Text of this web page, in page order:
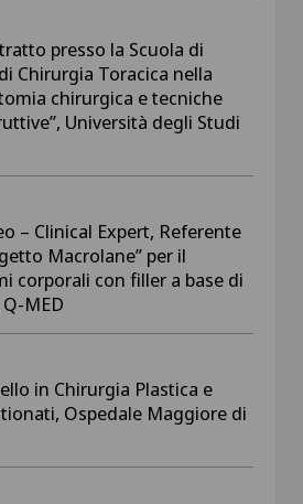
presso la Scuola di
Chirurgia Toracica nella
chirurgica e tecniche
Università degli Studi
– Clinical Expert, Referente
Macrolane” per il
corporali con filler a base di
MED
in Chirurgia Plastica e
Ospedale Maggiore di